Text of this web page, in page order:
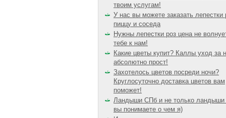
твоим услугам!
У нас вы можете заказать лепестки
пиццу и соседа
Нужны лепестки роз цена не
тебе к нам!
Какие цветы купит? Каллы уход за
абсолютно прост!
Захотелось цветов посреди ночи?
Круглосуточно доставка цветов вам
поможет!
Ландыши СПб и не только ландыши
вы понимаете о чем я)